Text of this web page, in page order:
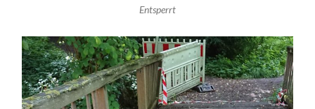
Entsperrt